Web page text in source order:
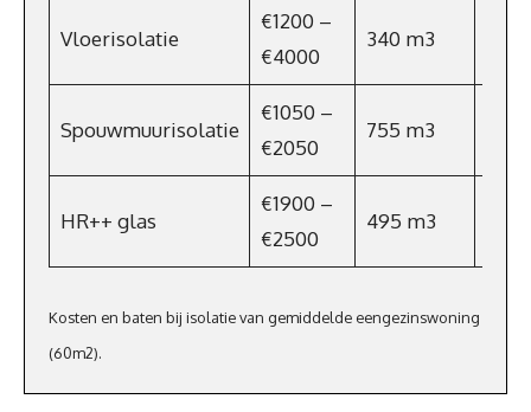
Vloerisolatie
€1200 –
€4000
340 m3
Spouwmuurisolatie
€1050 –
€2050
755 m3
HR++ glas
€1900 –
€2500
495 m3
Kosten en baten bij isolatie van gemiddelde eengezinswoning
(60m2).